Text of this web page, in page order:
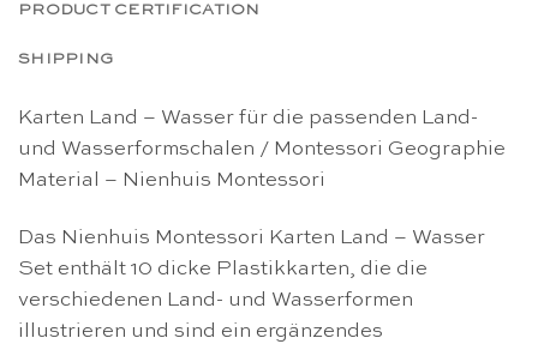
PRODUCT CERTIFICATION
SHIPPING
Karten Land – Wasser für die passenden Land-
und Wasserformschalen / Montessori Geographie
Material – Nienhuis Montessori
Das Nienhuis Montessori Karten Land – Wasser
Set enthält 10 dicke Plastikkarten, die die
verschiedenen Land- und Wasserformen
illustrieren und sind ein ergänzendes